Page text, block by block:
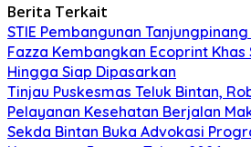
Berita Terkait
STIE Pembangunan
Fazza Kembangkan Ecoprint Khas
Hingga Siap Dipasarkan
Tinjau Puskesmas Teluk Bintan,
Pelayanan Kesehatan Berjalan
Sekda Bintan Buka Advokasi